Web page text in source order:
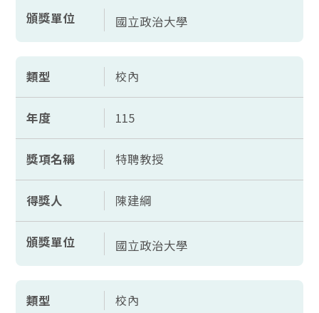
頒獎單位 國立政治大學
類型 校內
年度 115
獎項名稱 特聘教授
得獎人 陳建綱
頒獎單位 國立政治大學
類型 校內